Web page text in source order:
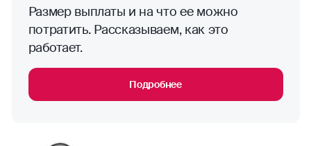
Размер выплаты и на что ее можно
потратить. Рассказываем, как это
работает.
Подробнее